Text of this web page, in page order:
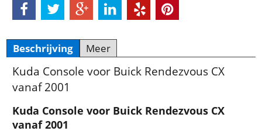
Beschrijving Meer
Kuda Console voor Buick Rendezvous CX
vanaf 2001
Kuda Console voor Buick Rendezvous CX
vanaf 2001